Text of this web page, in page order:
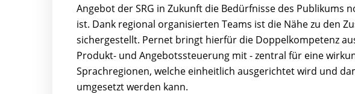
Angebot der SRG in Zukunft die Bedürfnisse des
ist. Dank regional organisierten Teams ist die Nähe zu den
sichergestellt. Pernet bringt hierfür die Doppelkompetenz
Produkt- und Angebotssteuerung mit - zentral für eine
Sprachregionen, welche einheitlich ausgerichtet wird und
umgesetzt werden kann.